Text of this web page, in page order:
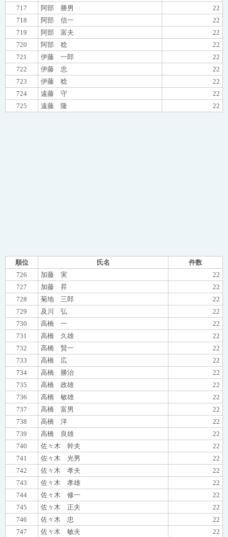
717
阿部 勝男
22
718
阿部 信一
22
719
阿部 富夫
22
720
阿部 稔
22
721
伊藤 一郎
22
722
伊藤 忠
22
723
伊藤 稔
22
724
遠藤 守
22
725
遠藤 隆 22
順位 氏名
件数
726
加藤 実
22
727
加藤 昇
22
728
菊地 三郎
22
729
及川 弘
22
730
高橋 一
22
731
高橋 久雄
22
732
高橋 賢一
22
733
高橋 広
22
734
高橋 勝治
22
735
高橋 政雄
22
736
高橋 敏雄
22
737
高橋 富男
22
738
高橋 洋
22
739
高橋 良雄
22
740
佐々木 幹夫
22
741
佐々木 光男
22
742
佐々木 孝夫
22
743
佐々木 孝雄
22
744
佐々木 修一
22
745
佐々木 正夫
22
746
佐々木 忠
22
747
佐々木 敏夫 22